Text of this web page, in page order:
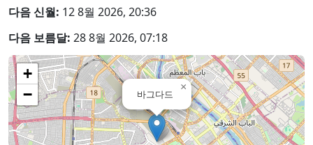
다음 신월: 12 8월 2026, 20:36
다음 보름달: 28 8월 2026, 07:18
바그다드
×
+
−